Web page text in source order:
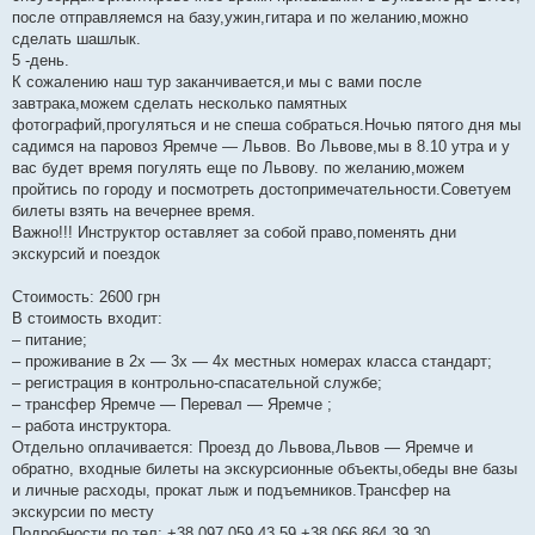
после отправляемся на базу,ужин,гитара и по желанию,можно
сделать шашлык.
5 -день.
К сожалению наш тур заканчивается,и мы с вами после
завтрака,можем сделать несколько памятных
фотографий,прогуляться и не спеша собраться.Ночью пятого дня мы
садимся на паровоз Яремче — Львов. Во Львове,мы в 8.10 утра и у
вас будет время погулять еще по Львову. по желанию,можем
пройтись по городу и посмотреть достопримечательности.Советуем
билеты взять на вечернее время.
Важно!!! Инструктор оставляет за собой право,поменять дни
экскурсий и поездок
Стоимость: 2600 грн
В стоимость входит:
– питание;
– проживание в 2х — 3х — 4х местных номерах класса стандарт;
– регистрация в контрольно-спасательной службе;
– трансфер Яремче — Перевал — Яремче ;
– работа инструктора.
Отдельно оплачивается: Проезд до Львова,Львов — Яремче и
обратно, входные билеты на экскурсионные объекты,обеды вне базы
и личные расходы, прокат лыж и подъемников.Трансфер на
экскурсии по месту